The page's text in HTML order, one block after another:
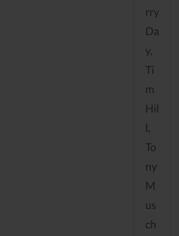
rry
Da
y,
Ti
m
Hil
l,
To
ny
M
us
ch